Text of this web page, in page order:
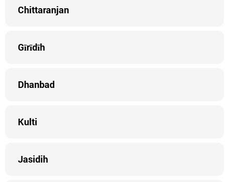
Chittaranjan
Gīrīdīh
Dhanbad
Kulti
Jasidih